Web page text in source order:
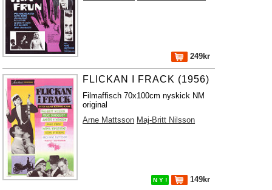
249kr
FLICKAN I FRACK (1956)
Filmaffisch 70x100cm nyskick NM
original
Arne Mattsson Maj-Britt Nilsson
N Y ! 149kr